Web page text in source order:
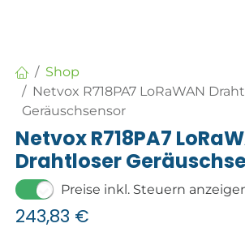
Shop
Netvox R718PA7 LoRaWAN
Geräuschsensor
Netvox R718PA7
Drahtloser
Preise inkl. Steuern
243,83 €